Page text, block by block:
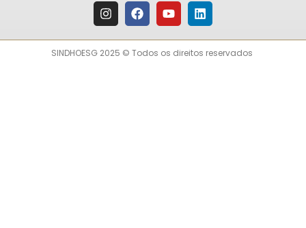
SINDHOESG 2025 © Todos os direitos reservados